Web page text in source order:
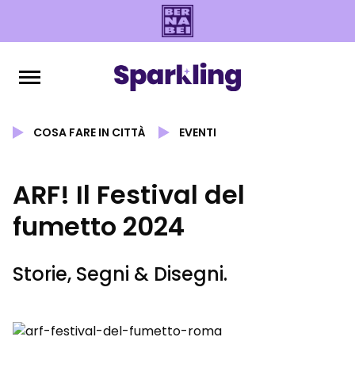
COSA FARE IN CITTÀ EVENTI
ARF! Il Festival del
fumetto 2024
Storie, Segni & Disegni.